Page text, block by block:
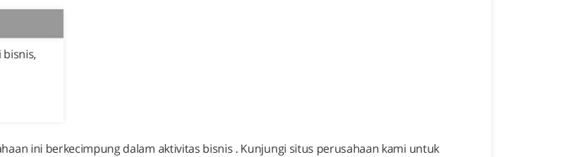
ini berkecimpung dalam aktivitas bisnis . Kunjungi situs perusahaan kami untuk